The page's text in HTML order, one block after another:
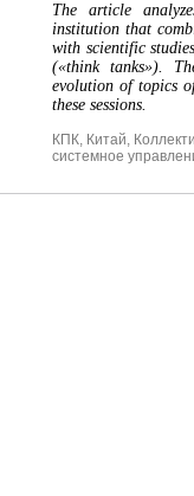
The article
institution that
with scientific
(«think tanks»).
evolution of topics
these sessions.
КПК, Китай,
системное